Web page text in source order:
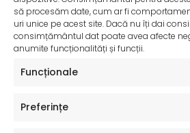
să procesăm date, cum ar fi
uri unice pe acest site. Dacă nu îți dai
consimțământul dat poate avea afecte
anumite funcționalități și funcții.
Funcționale
Preferințe
InfoMama – Ghidul mamei pe
primul an de viață al
desfășoară activități dedicate